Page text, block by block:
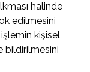
halinde
edilmesini
kişisel
bildirilmesini